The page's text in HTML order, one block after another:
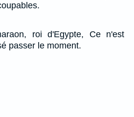
roi d'Egypte, Ce n'est
passer le moment.